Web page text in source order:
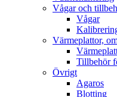
Vågar och
Vågar
Värmeplattor,
Tillbehör
Övrigt
Agaros
Blotting